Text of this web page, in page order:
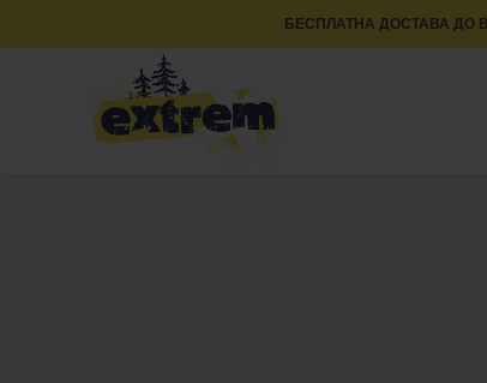
БЕСПЛАТНА ДОСТАВА ДО